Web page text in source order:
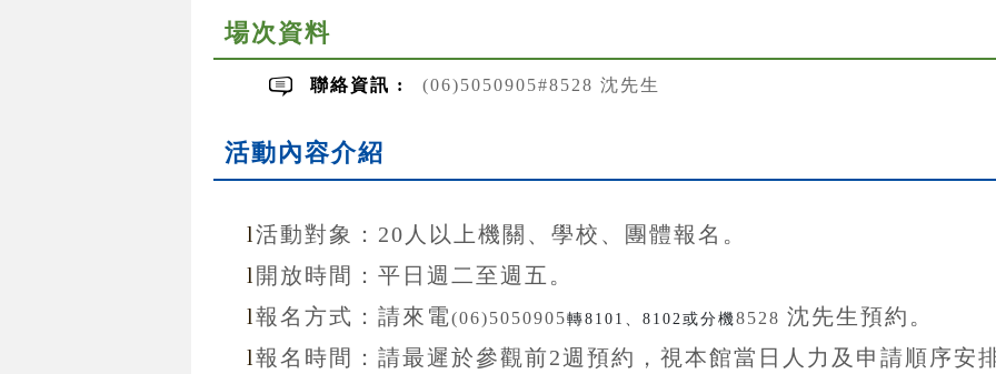
場次資料
聯絡資訊 : (06)5050905#8528 沈先生
活動內容介紹
l活動對象：20 人以上機關、學校、團體報名。
l 開放時間： 平日週二至週五。
l報名方式： 請來電(06)5050905轉8101、8102或分機8528 沈先生預約。
l報名 時間： 請最遲於參觀前2週預約，視本館當日人力及申請順序安